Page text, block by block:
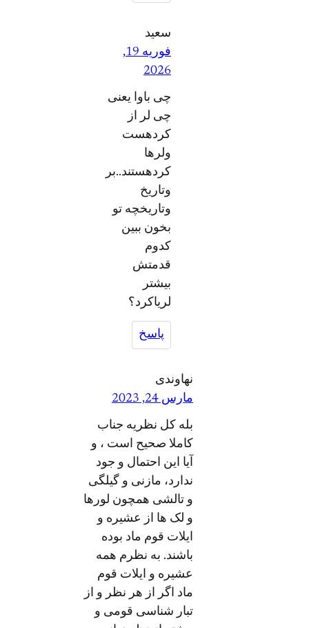
سعید
فوریه 19,
2026
چی باوا یعنی
چی لر از
کردهست
ولرها
کردهستند..بر
وتاریخ
وتاریخچه تو
بخون ببین
کدوم
قدمتش
بیشتر
لریاکرد؟
پاسخ
نهاوندی
مارس 24, 2023
بله کل نظریه جناب
کاملا صحیح است ، و
آیا این احتمال و جود
ندارد، مازنی و گیلگی
و تالشی همچون لورها
و لک ها از عشیره و
ایلات قوم ماد بوده
باشند. به نظرم همه
عشیره و ایلات قوم
ماد اگر از هر نظر و از
تبار شناسی قومی و